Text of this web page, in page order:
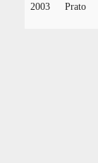
2003 Prato